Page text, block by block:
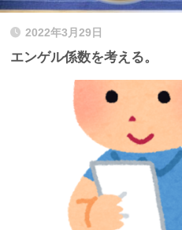
2022年3月29日
エンゲル係数を考える。